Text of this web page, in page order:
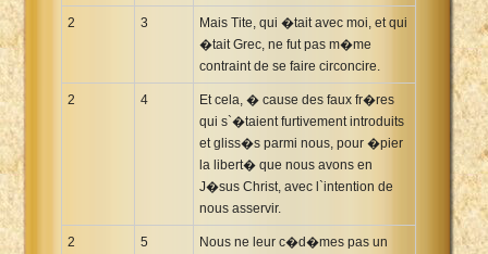
2 3
Mais Tite, qui �tait avec moi, et qui
�tait Grec, ne fut pas m�me
contraint de se faire circoncire.
2 4
Et cela, � cause des faux fr�res
qui s`�taient furtivement introduits
et gliss�s parmi nous, pour �pier
la libert� que nous avons en
J�sus Christ, avec l`intention de
nous asservir.
2 5
Nous ne leur c�d�mes pas un